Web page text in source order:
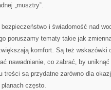
„musztry”.
i świadomość nad
poruszamy tematy takie jak
komfort. Są też wskazówki
nawadnianie, co zabrać, by
treści są przydatne zarówno dla
często.